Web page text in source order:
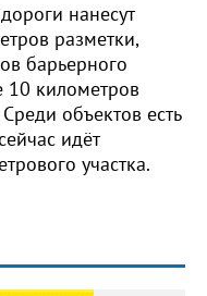
нанесут
разметки,
барьерного
10 километров
объектов есть
идёт
участка.